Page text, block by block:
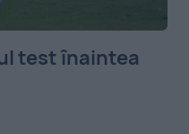
test înaintea